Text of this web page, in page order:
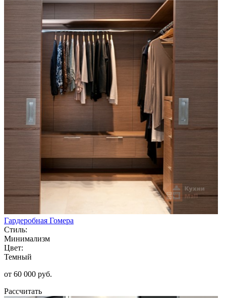
Гардеробная Гомера
Стиль:
Минимализм
Цвет:
Темный
от 60 000 руб.
Рассчитать